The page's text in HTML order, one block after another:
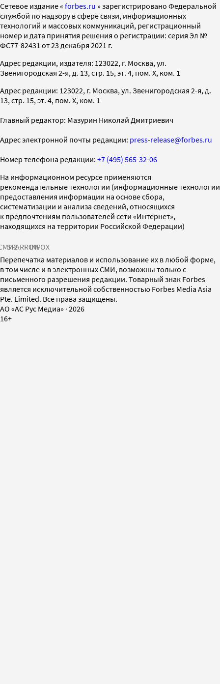
Cетевое издание « forbes.ru » зарегистрировано Федеральной
службой по надзору в сфере связи, информационных
технологий и массовых коммуникаций, регистрационный
номер и дата принятия решения о регистрации: серия Эл №
ФС77-82431 от 23 декабря 2021 г.
Адрес редакции, издателя: 123022, г. Москва, ул.
Звенигородская 2-я, д. 13, стр. 15, эт. 4, пом. X, ком. 1
Адрес редакции: 123022, г. Москва, ул. Звенигородская 2-я, д.
13, стр. 15, эт. 4, пом. X, ком. 1
Главный редактор: Мазурин Николай Дмитриевич
Адрес электронной почты редакции: press-release@forbes.ru
Номер телефона редакции: +7 (495) 565-32-06
На информационном ресурсе применяются
рекомендательные технологии (информационные технологии
предоставления информации на основе сбора,
систематизации и анализа сведений, относящихся
к предпочтениям пользователей сети «Интернет»,
находящихся на территории Российской Федерации)
SPARROWINFOX
Перепечатка материалов и использование их в любой форме,
в том числе и в электронных СМИ, возможны только с
письменного разрешения редакции. Товарный знак Forbes
является исключительной собственностью Forbes Media Asia
Pte. Limited. Все права защищены.
AO «АС Рус Медиа» · 2026
16+